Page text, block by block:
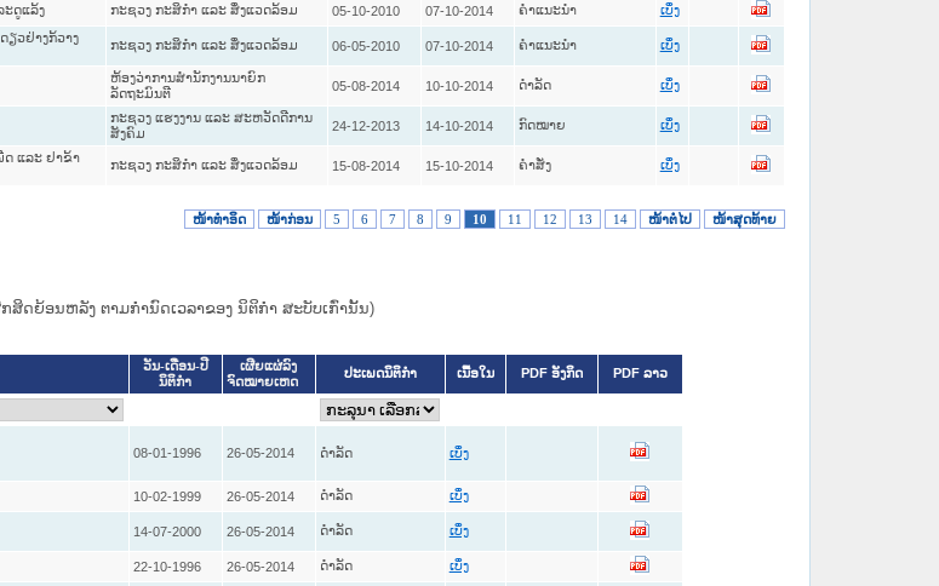
ະດູແລ້ງ ກະຊວງ ກະສິກຳ ແລະ ສິ່ງແວດລ້ອມ 05-10-2010 07-10-2014 ຄໍາແນະນໍາ ເບິ່ງ
ຽວຢ່າງກ້ວາງ
ກະຊວງ ກະສິກຳ ແລະ ສິ່ງແວດລ້ອມ 06-05-2010 07-10-2014 ຄໍາແນະນໍາ ເບິ່ງ
ຫ້ອງວ່າການສຳນັກງານນາຍົກ
ລັດຖະມົນຕີ
05-08-2014 10-10-2014 ດໍາລັດ ເບິ່ງ
ກະຊວງ ແຮງງານ ແລະ ສະຫວັດດີການ
ສັງຄົມ
24-12-2013 14-10-2014 ກົດໝາຍ ເບິ່ງ
ດ ແລະ ຢາຂ້າ
ກະຊວງ ກະສິກຳ ແລະ ສິ່ງແວດລ້ອມ 15-08-2014 15-10-2014 ຄໍາສັ່ງ ເບິ່ງ
ໜ້າທໍາອິດ ໜ້າກ່ອນ 5 6 7 8 9 10 11 12 13 14 ໜ້າຕໍ່ໄປ ໜ້າສຸດທ້າຍ
ດຍ້ອນຫລັງ ຕາມກໍານົດເວລາຂອງ ນິຕິກໍາ ສະບັບເກົ່ານັ້ນ)
ວັນ-ເດືອນ-ປີ
ນິຕິກໍາ
ເຜີຍແຜ່ລົງ
ຈົດໝາຍເຫດ
ປະເພດນິຕິກຳ ເນື້ອໃນ PDF ອັງກິດ PDF ລາວ
08-01-1996 26-05-2014 ດໍາລັດ ເບິ່ງ
10-02-1999 26-05-2014 ດໍາລັດ ເບິ່ງ
14-07-2000 26-05-2014 ດໍາລັດ ເບິ່ງ
22-10-1996 26-05-2014 ດໍາລັດ ເບິ່ງ